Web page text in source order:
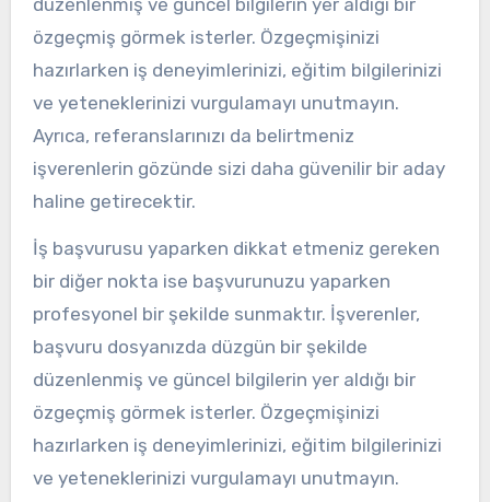
düzenlenmiş ve güncel bilgilerin yer aldığı bir
özgeçmiş görmek isterler. Özgeçmişinizi
hazırlarken iş deneyimlerinizi, eğitim bilgilerinizi
ve yeteneklerinizi vurgulamayı unutmayın.
Ayrıca, referanslarınızı da belirtmeniz
işverenlerin gözünde sizi daha güvenilir bir aday
haline getirecektir.
İş başvurusu yaparken dikkat etmeniz gereken
bir diğer nokta ise başvurunuzu yaparken
profesyonel bir şekilde sunmaktır. İşverenler,
başvuru dosyanızda düzgün bir şekilde
düzenlenmiş ve güncel bilgilerin yer aldığı bir
özgeçmiş görmek isterler. Özgeçmişinizi
hazırlarken iş deneyimlerinizi, eğitim bilgilerinizi
ve yeteneklerinizi vurgulamayı unutmayın.